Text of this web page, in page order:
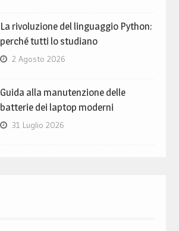
La rivoluzione del linguaggio Python:
perché tutti lo studiano
2 Agosto 2026
Guida alla manutenzione delle
batterie dei laptop moderni
31 Luglio 2026